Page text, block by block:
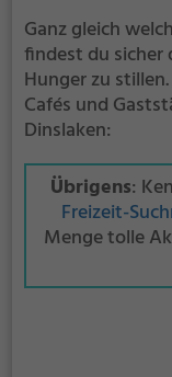
Ganz gleich
findest du sicher
Hunger zu
Cafés und
Dinslaken:
Übrigens:
Freizeit-
Menge tolle